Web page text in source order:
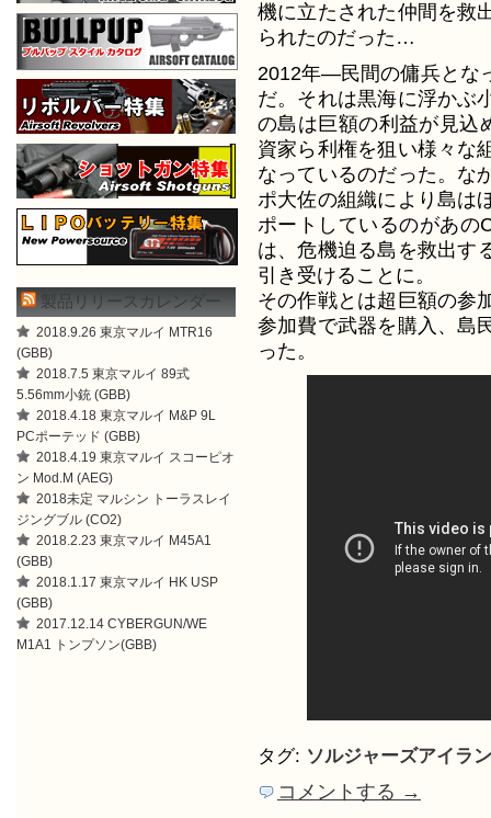
機に立たされた仲間を救
られたのだった…
2012年—民間の傭兵とな
だ。それは黒海に浮かぶ
の島は巨額の利益が見込
資家ら利権を狙い様々な
なっているのだった。な
ポ大佐の組織により島は
ポートしているのがあの
は、危機迫る島を救出す
引き受けることに。
その作戦とは超巨額の参
参加費で武器を購入、島
った。
タグ: ソルジャーズアイラ
コメントする →
製品リリースカレンダー
2018.9.26 東京マルイ MTR16
(GBB)
2018.7.5 東京マルイ 89式
5.56mm小銃 (GBB)
2018.4.18 東京マルイ M&P 9L
PCポーテッド (GBB)
2018.4.19 東京マルイ スコーピオ
ン Mod.M (AEG)
2018未定 マルシン トーラスレイ
ジングブル (CO2)
2018.2.23 東京マルイ M45A1
(GBB)
2018.1.17 東京マルイ HK USP
(GBB)
2017.12.14 CYBERGUN/WE
M1A1 トンプソン(GBB)